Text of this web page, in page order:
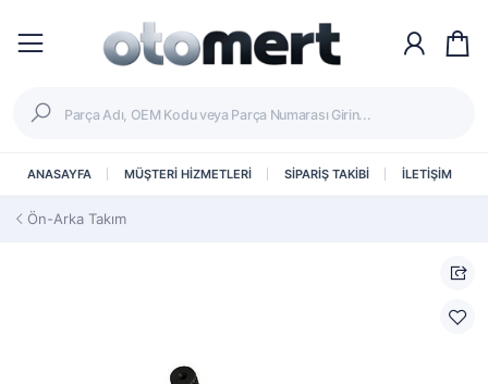
ANASAYFA MÜŞTERİ HİZMETLERİ SİPARİŞ TAKİBİ İLETİŞİM
Ön-Arka Takım